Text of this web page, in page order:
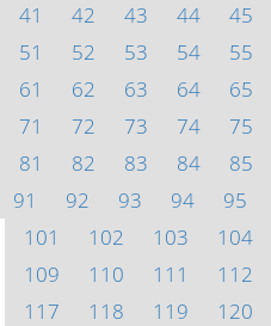
41
42 43 44 45
51
52 53 54 55
61
62 63 64 65
71
72 73 74 75
81
82 83 84 85
91
92 93 94 95
101
102 103 104
109
110 111 112
117
118 119 120